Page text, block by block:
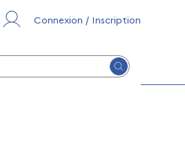
Connexion / Inscription
Lancer la